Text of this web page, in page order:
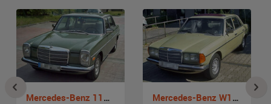
Mercedes-Benz 115 Strich 8 Mercedes-Benz W123 E230